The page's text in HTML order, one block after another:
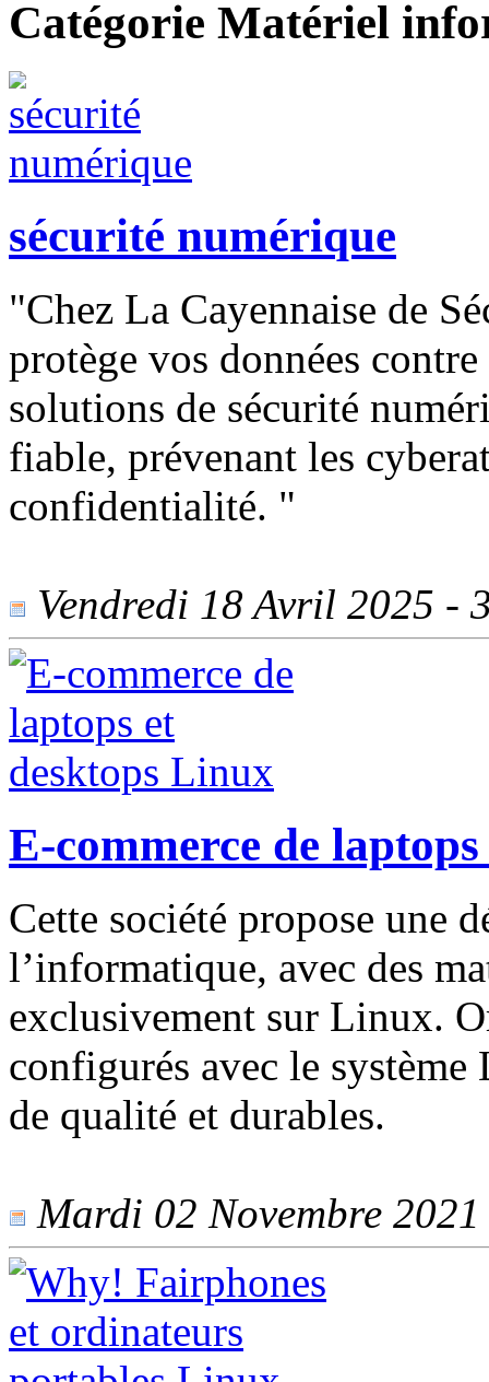
Catégorie Matériel
sécurité numérique
"Chez La Cayennaise de
protège vos données
solutions de sécurité
fiable, prévenant les
confidentialité. "
Vendredi 18 Avril 2025 -
E-commerce de
Cette société propose une
l’informatique, avec des
exclusivement sur Linux.
configurés avec le système
de qualité et durables.
Mardi 02 Novembre